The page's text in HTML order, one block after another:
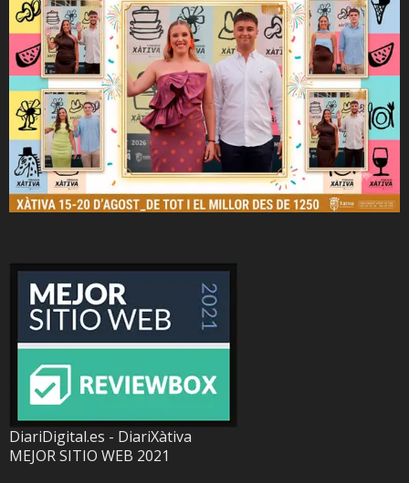
DiariDigital.es - DiariXàtiva
MEJOR SITIO WEB 2021